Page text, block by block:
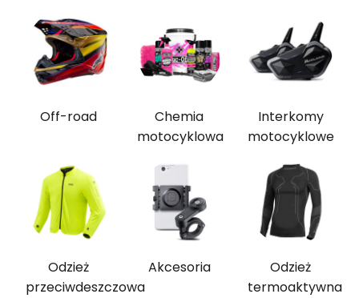
Off-road
Chemia
motocyklowa
Interkomy
motocyklowe
Odzież
przeciwdeszczowa
Akcesoria
Odzież
termoaktywna